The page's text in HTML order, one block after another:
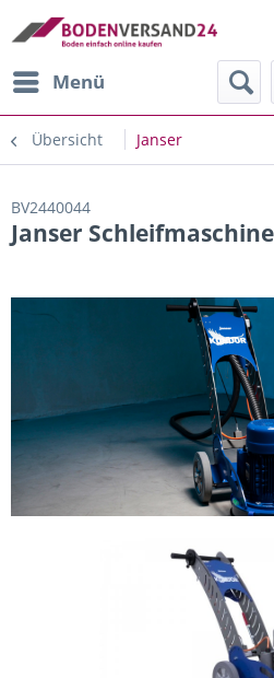
Menü
Übersicht Janser
BV2440044
Janser